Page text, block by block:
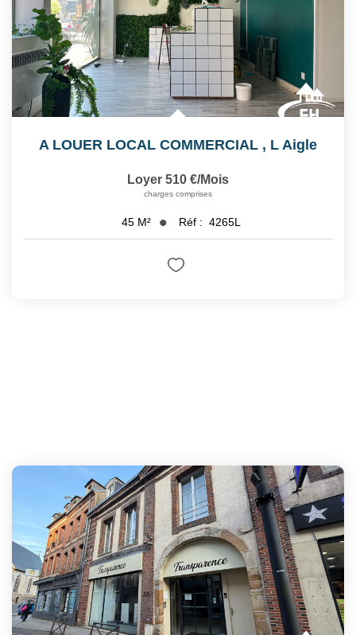
A LOUER LOCAL COMMERCIAL , L Aigle
Loyer 510 €/mois
charges comprises
45 M² Réf : 4265L